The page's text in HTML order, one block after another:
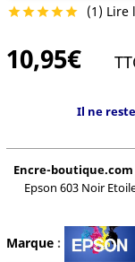
 (1) Lire
10,95€
Il ne
Encre-boutique.com
Epson 603 Noir
Marque: